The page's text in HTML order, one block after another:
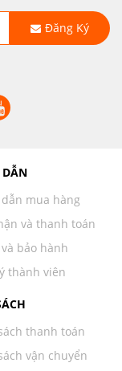
Đăng Ký
mua hàng
và thanh toán
bảo hành
thành viên
thanh toán
vận chuyển